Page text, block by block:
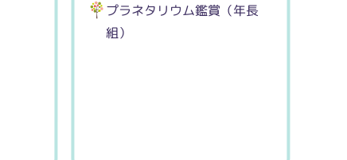
プラネタリウム鑑賞（年長
組）